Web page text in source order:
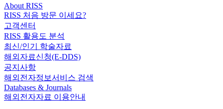
About RISS
RISS 처음 방문 이세요?
고객센터
RISS 활용도 분석
최신/인기 학술자료
해외자료신청(E-DDS)
공지사항
해외전자정보서비스 검색
Databases & Journals
해외전자자료 이용안내